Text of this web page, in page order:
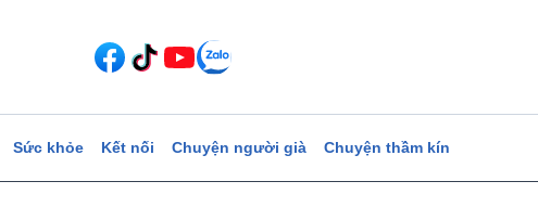
Sức khỏe Kết nối Chuyện người già Chuyện thầm kín